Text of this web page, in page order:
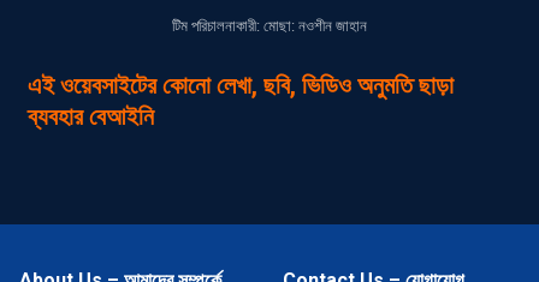
টিম পরিচালনাকারী: মোছা: নওশীন জাহান
এই ওয়েবসাইটের কোনো লেখা, ছবি, ভিডিও অনুমতি ছাড়া
ব্যবহার বেআইনি